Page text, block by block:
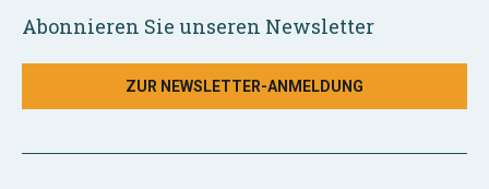
Abonnieren Sie unseren Newsletter
ZUR NEWSLETTER-ANMELDUNG